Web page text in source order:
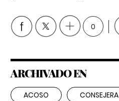
0
ARCHIVADO EN
ACOSO CONSEJERA